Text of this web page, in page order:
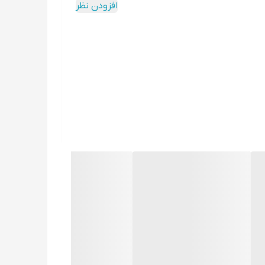
افزودن نظر